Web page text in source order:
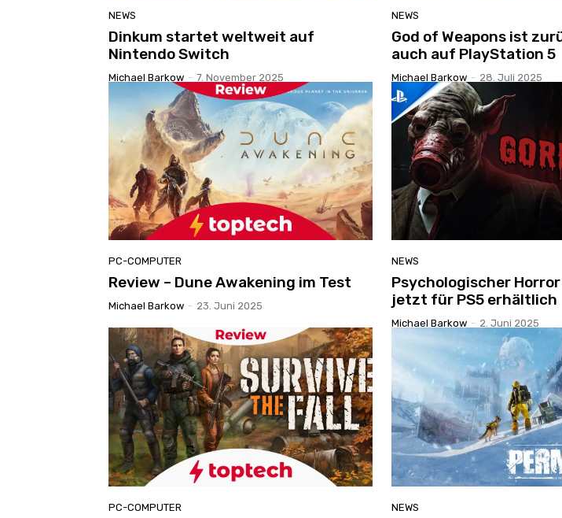
NEWS
Dinkum startet weltweit auf
Nintendo Switch
Michael Barkow - 7. November 2025
NEWS
God of Weapons ist
auch auf PlayStation 5
Michael Barkow - 28. Juli 2025
PC-COMPUTER
Review – Dune Awakening im Test
Michael Barkow - 23. Juni 2025
NEWS
Psychologischer
jetzt für PS5 erhältlich
Michael Barkow - 2. Juni 2025
PC-COMPUTER NEWS